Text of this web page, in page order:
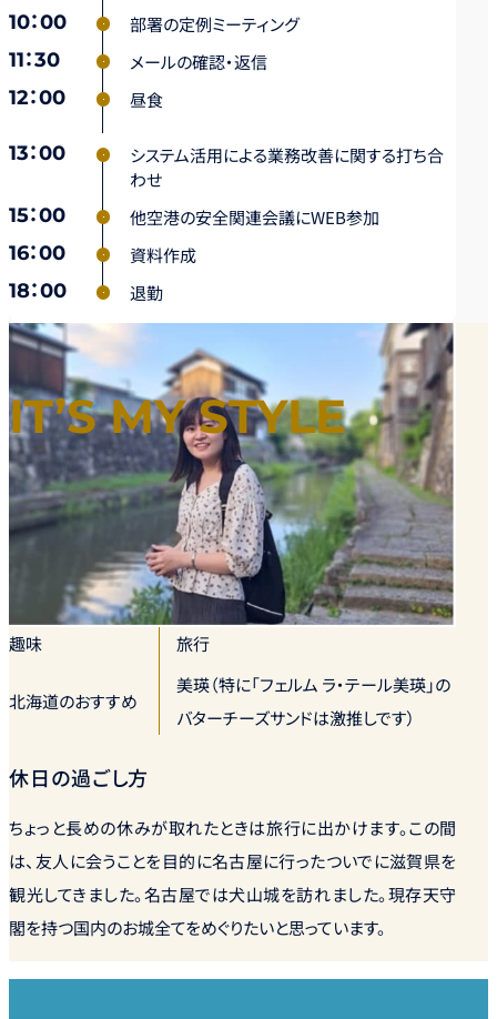
10：00 部署の定例ミーティング
11：30 メールの確認・返信
12：00 昼食
13：00
システム活用による業務改善に関する打ち合
わせ
15：00 他空港の安全関連会議にWEB参加
16：00 資料作成
18：00 退勤
IT’S MY STYLE
趣味 旅行
北海道のおすすめ
美瑛（特に「フェルム ラ・テール美瑛」の
バターチーズサンドは激推しです）
休日の過ごし方
ちょっと長めの休みが取れたときは旅行に出かけます。この間
は、友人に会うことを目的に名古屋に行ったついでに滋賀県を
観光してきました。名古屋では犬山城を訪れました。現存天守
閣を持つ国内のお城全てをめぐりたいと思っています。